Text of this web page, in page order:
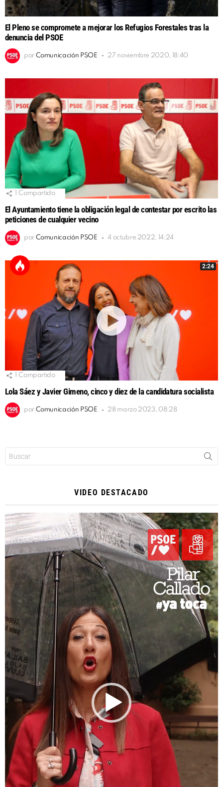
El Pleno se compromete a mejorar los Refugios Forestales tras la
denuncia del PSOE
por Comunicación PSOE 27 noviembre 2020, 18:40
Compartido
El Ayuntamiento tiene la obligación legal de contestar por escrito las
peticiones de cualquier vecino
por Comunicación PSOE 4 octubre 2022, 14:24
2:24
Compartido
Lola Sáez y Javier Gimeno, cinco y diez de la candidatura socialista
por Comunicación PSOE 28 marzo 2023, 08:28
VIDEO DESTACADO
Reproductor
de
vídeo